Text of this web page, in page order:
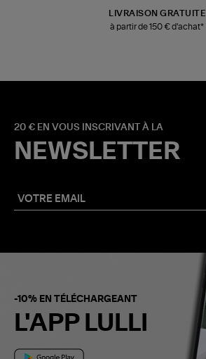
LIVRAISON GRATUITE
à partir de 150 € d'achat*
20 € EN VOUS INSCRIVANT À LA
NEWSLETTER
-10% EN TÉLÉCHARGEANT
L'APP LULLI